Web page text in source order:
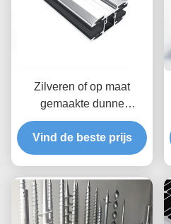
Zilveren of op maat
gemaakte dunne
zonnepaneel montage
tussen / midden / eind
klemmen voor zonne-
Vind de beste prijs